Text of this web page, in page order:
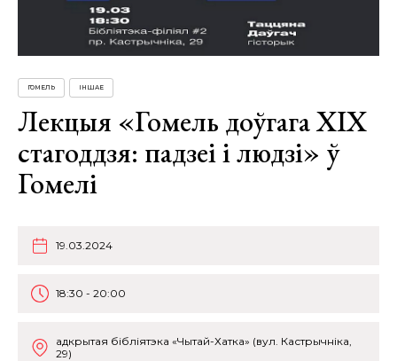
ГОМЕЛЬ ІНШАЕ
Лекцыя «Гомель доўгага ХІХ
стагоддзя: падзеі і людзі» ў
Гомелі
19.03.2024
18:30 - 20:00
адкрытая бібліятэка «Чытай-Хатка» (вул. Кастрычніка,
29)